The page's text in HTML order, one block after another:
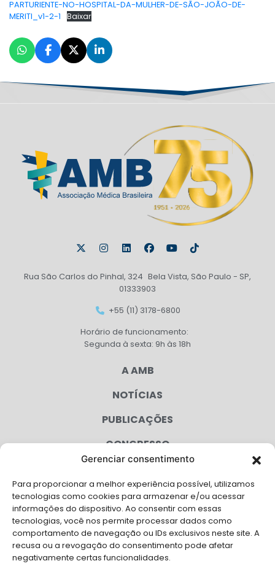
Gerenciar consentimento
Para proporcionar a melhor experiência possível, utilizamos
tecnologias como cookies para armazenar e/ou acessar
informações do dispositivo. Ao consentir com essas
tecnologias, você nos permite processar dados como
comportamento de navegação ou IDs exclusivos neste site. A
recusa ou a revogação do consentimento pode afetar
negativamente certas funcionalidades.
PARTURIENTE-NO-HOSPITAL-DA-MULHER-DE-SÃO-JOÃO-DE-
MERITI_v1-2-1
Baixar
Rua São Carlos do Pinhal, 324 Bela Vista, São Paulo - SP,
01333903
+55 (11) 3178-6800
Horário de funcionamento:
Segunda à sexta: 9h às 18h
A AMB
NOTÍCIAS
PUBLICAÇÕES
CONGRESSO
CAMPANHAS
SERVIÇOS
FILIADAS